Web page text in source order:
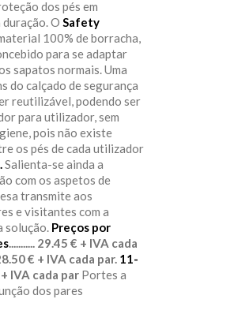
dos pés em
O Safety
100% de borracha,
para se adaptar
sapatos normais. Uma
do calçado de segurança
reutilizável, podendo ser
para utilizador, sem
pois não existe
os pés de cada utilizador
Salienta-se ainda a
com os aspetos de
transmite aos
e visitantes com a
Preços por
........... 29.45 € + IVA cada
€ + IVA cada par. 11-
+ IVA cada parPortes a
dos pares